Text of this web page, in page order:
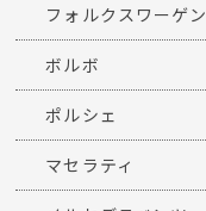
フォルクスワーゲン
ボルボ
ポルシェ
マセラティ